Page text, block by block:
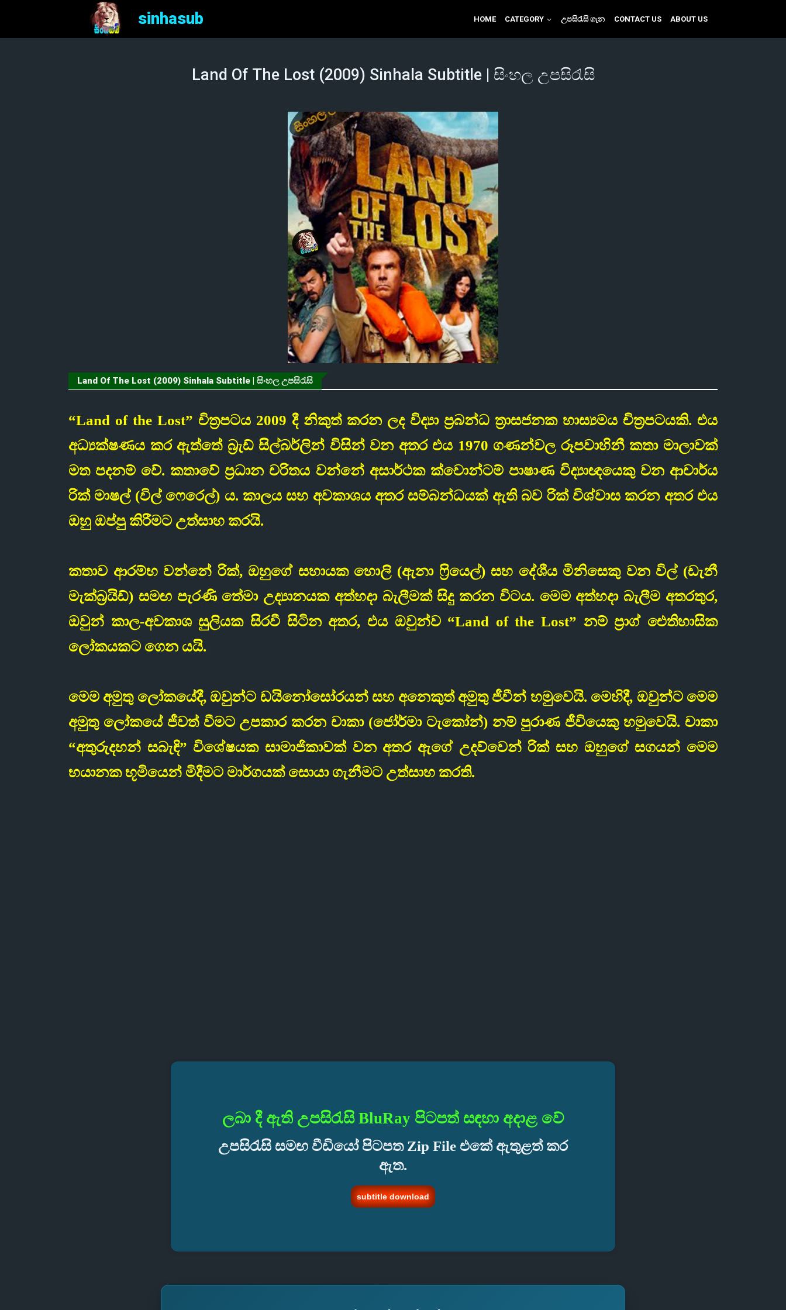
sinhasub HOME CATEGORY උපසිරැසි ගැන CONTACT US ABOUT US
Land Of The Lost (2009) Sinhala Subtitle | සිංහල උපසිරැසි
Land Of The Lost (2009) Sinhala Subtitle | සිංහල උපසිරැසි
“Land of the Lost” චිත්‍රපටය 2009 දී නිකුත් කරන ලද විද්‍යා ප්‍රබන්ධ ත්‍රාසජනක හාස්‍යමය චිත්‍රපටයකි. එය
අධ්‍යක්ෂණය කර ඇත්තේ බ්‍රැඩ් සිල්බර්ලින් විසින් වන අතර එය 1970 ගණන්වල රූපවාහිනී කතා මාලාවක්
මත පදනම් වේ. කතාවේ ප්‍රධාන චරිතය වන්නේ අසාර්ථක ක්වොන්ටම් පාෂාණ විද්‍යාඥයෙකු වන ආචාර්ය
රික් මාෂල් (විල් ෆෙරෙල්) ය. කාලය සහ අවකාශය අතර සම්බන්ධයක් ඇති බව රික් විශ්වාස කරන අතර එය
ඔහු ඔප්පු කිරීමට උත්සාහ කරයි.
කතාව ආරම්භ වන්නේ රික්, ඔහුගේ සහායක හොලි (ඇනා ෆ්‍රියෙල්) සහ දේශීය මිනිසෙකු වන විල් (ඩැනී
මැක්බ්‍රයිඩ්) සමඟ පැරණි තේමා උද්‍යානයක අත්හදා බැලීමක් සිදු කරන විටය. මෙම අත්හදා බැලීම අතරතුර,
ඔවුන් කාල-අවකාශ සුලියක සිරවී සිටින අතර, එය ඔවුන්ව “Land of the Lost” නම් ප්‍රාග් ඓතිහාසික
ලෝකයකට ගෙන යයි.
මෙම අමුතු ලෝකයේදී, ඔවුන්ට ඩයිනෝසෝරයන් සහ අනෙකුත් අමුතු ජීවීන් හමුවෙයි. මෙහිදී, ඔවුන්ට මෙම
අමුතු ලෝකයේ ජීවත් වීමට උපකාර කරන චාකා (ජෝර්මා ටැකෝන්) නම් පුරාණ ජීවියෙකු හමුවෙයි. චාකා
“අතුරුදහන් සබැඳි” විශේෂයක සාමාජිකාවක් වන අතර ඇගේ උදව්වෙන් රික් සහ ඔහුගේ සගයන් මෙම
භයානක භූමියෙන් මිදීමට මාර්ගයක් සොයා ගැනීමට උත්සාහ කරති.
ලබා දී ඇති උපසිරැසි BluRay පිටපත් සඳහා අදාළ වේ
උපසිරැසි සමඟ වීඩියෝ පිටපත Zip File එකේ ඇතුළත් කර
ඇත.
subtitle download